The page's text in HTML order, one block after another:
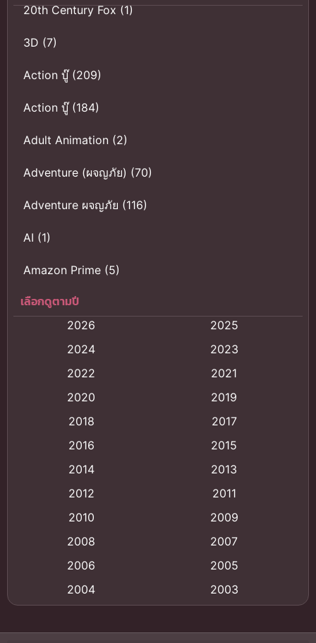
20th Century Fox(1)
3D (7)
Action บู๊(209)
Action บู๊(184)
Adult Animation (2)
Adventure (ผจญภัย) (70)
Adventure ผจญภัย (116)
AI (1)
Amazon Prime (5)
Anal (ประตูหลัง)
Animation การ์ตูน
Animation อนิเมะ
Animation แอนิเมชัน
(9)
Big tits (นมใหญ่)
Bitch (ผู้หญิงร่าน)
เลือกดูตามปี
2026
2025
2024
2023
2022
2021
2020
2019
2018
2017
2016
2015
2014
2013
2012
2011
2010
2009
2008
2007
2006
2005
2004
2003
2000
1999